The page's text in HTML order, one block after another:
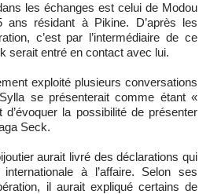
les échanges est celui de Modou
ans résidant à Pikine. D’après les
c’est par l’intermédiaire de ce
serait entré en contact avec lui.
exploité plusieurs conversations
se présenterait comme étant «
d’évoquer la possibilité de présenter
Seck.
aurait livré des déclarations qui
à l’affaire. Selon ses
il aurait expliqué certains de